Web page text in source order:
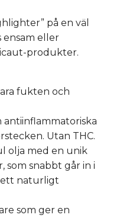
på en väl
ensam eller
produkter.
fukten och
Utan THC.
olja med en unik
som snabbt går in i
ett naturligt
som ger en